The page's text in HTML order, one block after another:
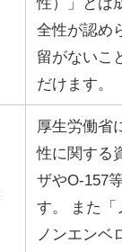
全性が認め
留がないこ
だけます。
厚生労働省
性に関する
ザやO-157
す。 また「
ノンエンベ